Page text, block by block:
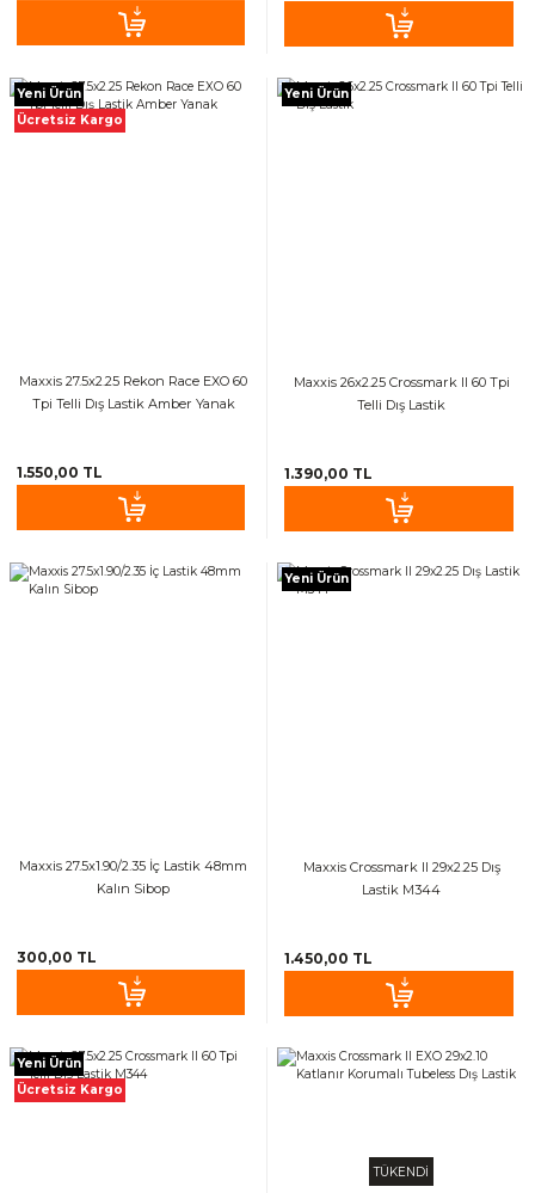
Yeni Ürün
Ücretsiz Kargo
Maxxis 27.5x2.25 Rekon Race EXO 60
Tpi Telli Dış Lastik Amber Yanak
1.550,00 TL
Yeni Ürün
Maxxis 26x2.25 Crossmark II 60 Tpi
Telli Dış Lastik
1.390,00 TL
Maxxis 27.5x1.90/2.35 İç Lastik 48mm
Kalın Sibop
300,00 TL
Yeni Ürün
Maxxis Crossmark II 29x2.25 Dış
Lastik M344
1.450,00 TL
Yeni Ürün
Ücretsiz Kargo
TÜKENDİ